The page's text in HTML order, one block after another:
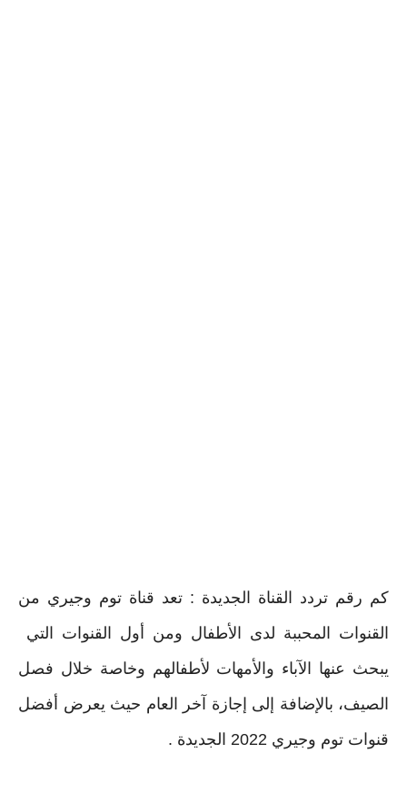
كم رقم تردد القناة الجديدة : تعد قناة توم وجيري من
القنوات المحببة لدى الأطفال ومن أول القنوات التي
يبحث عنها الآباء والأمهات لأطفالهم وخاصة خلال فصل
الصيف، بالإضافة إلى إجازة آخر العام حيث يعرض أفضل
قنوات توم وجيري 2022 الجديدة .